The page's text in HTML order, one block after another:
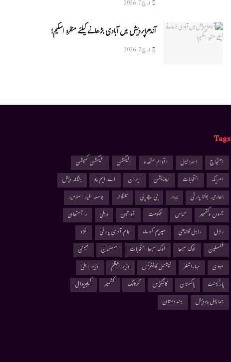
مارچ 7, 2026
آندھراپردیش میں آبادی بڑھانے کیلئے منفرد اسکیم!
مارچ 7, 2026
Tags
احتجاج اسرائیل اقوام متحدہ الیکشن
الیکشن کمیشن
امریکہ
انتخابات اپوزیشن ایران اے ایم یو
بنگلہ دیش
بھارتیہ جنتا پارٹی
بہار بی جے پی تلنگانہ
جامعہ ملیہ اسلامیہ
جموں وکشمیر
حماس حکومت خواتین دہلی
راجستھان
راہل
راہل گاندھی سپریم کورٹ عام آدمی پارٹی
غزہ
فلسطین
لوک سبھا لوک سبھا انتخابات مسلمان
ممبئی
مودی
مہاراشٹر نیشنل کانفرنس وزیر اعظم
وزیر اعلیٰ
پارلیمنٹ
پاکستان کانگریس کرناٹک کشمیر
کیجریوال
ہماچل پردیش
ہندوستان